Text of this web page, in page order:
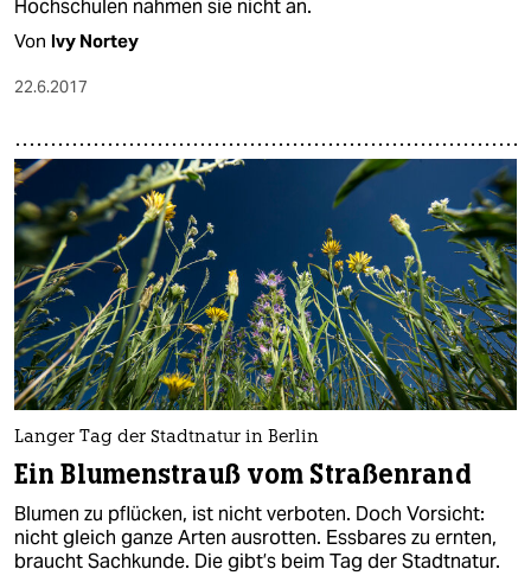
Hochschulen nahmen sie nicht an.
Von Ivy Nortey
22.6.2017
Langer Tag der Stadtnatur in Berlin
Ein Blumenstrauß vom Straßenrand
Blumen zu pflücken, ist nicht verboten. Doch Vorsicht:
nicht gleich ganze Arten ausrotten. Essbares zu ernten,
braucht Sachkunde. Die gibt’s beim Tag der Stadtnatur.